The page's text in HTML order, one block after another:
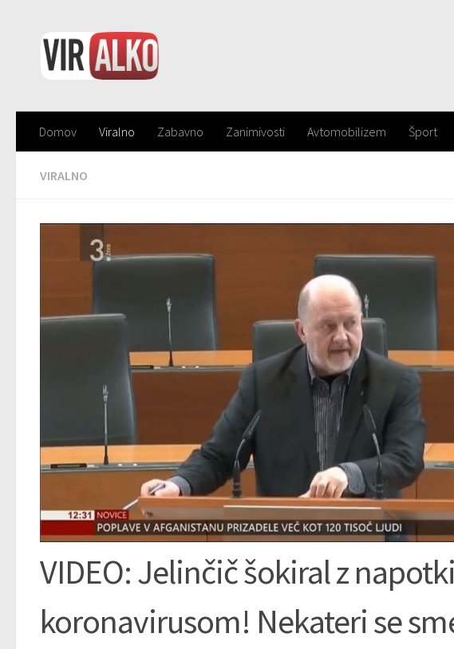
Domov Viralno Zabavno Zanimivosti Avtomobilizem Šport
VIRALNO
VIDEO: Jelinčič šokiral z
koronavirusom! Nekateri se